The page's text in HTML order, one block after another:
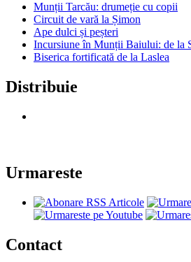
Munții Tarcău: drumeție cu copii
Circuit de vară la Șimon
Ape dulci și peșteri
Incursiune în Munții Baiului: de la
Biserica fortificată de la Laslea
Distribuie
Urmareste
Contact